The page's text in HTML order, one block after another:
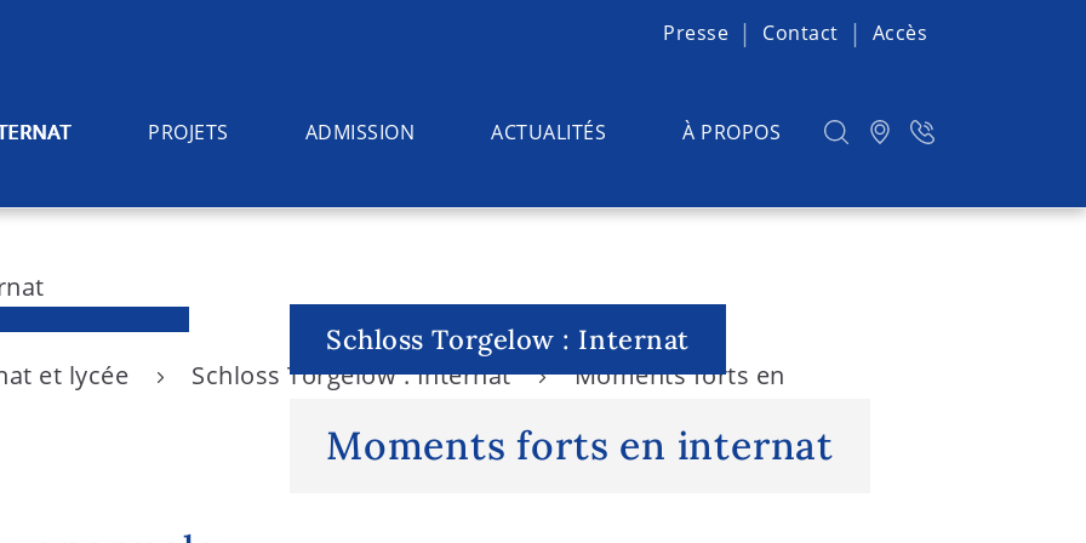
Presse Contact Accès
PROJETS ADMISSION ACTUALITÉS À PROPOS
Schloss Torgelow : Internat
Moments forts en internat
et lycée Schloss Torgelow : Internat
Moments forts en